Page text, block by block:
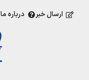
ارسال خبر درباره ما